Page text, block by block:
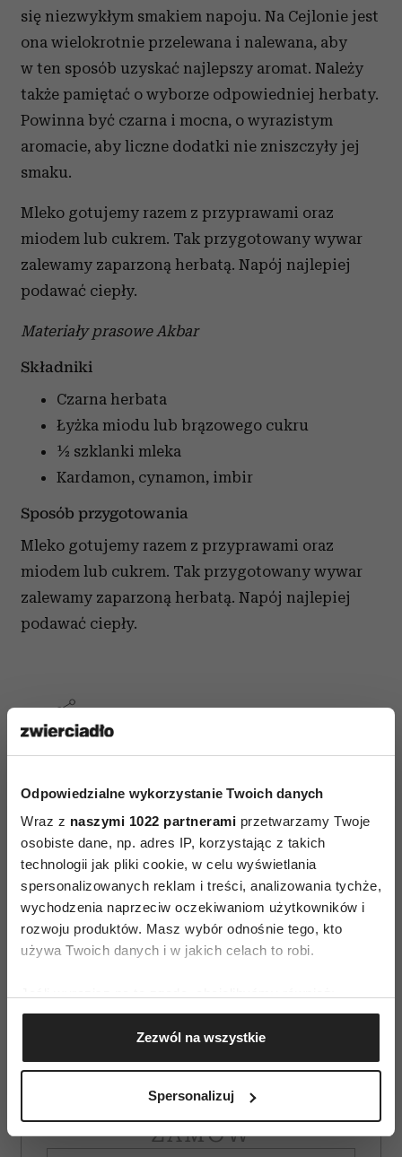
Odpowiedzialne wykorzystanie Twoich danych
Wraz z naszymi 1022 partnerami przetwarzamy Twoje
osobiste dane, np. adres IP, korzystając z takich
technologii jak pliki cookie, w celu wyświetlania
spersonalizowanych reklam i treści, analizowania tychże,
wychodzenia naprzeciw oczekiwaniom użytkowników i
rozwoju produktów. Masz wybór odnośnie tego, kto
używa Twoich danych i w jakich celach to robi.
Gromadzić dane dotyczące Twojej lokalizacji
geograficznej z dokładnością nawet do kilku metrów
Identyfikować Twoje urządzenie, aktywnie
(fingerprinting, czyli wirtualny odcisk palca)
dane są przetwarzane oraz ustaw własne preferencje w
Zezwól na wszystkie
Spersonalizuj
się niezwykłym smakiem napoju. Na Cejlonie jest
ona wielokrotnie przelewana i nalewana, aby
w ten sposób uzyskać najlepszy aromat. Należy
także pamiętać o wyborze odpowiedniej herbaty.
Powinna być czarna i mocna, o wyrazistym
aromacie, aby liczne dodatki nie zniszczyły jej
smaku.
Mleko gotujemy razem z przyprawami oraz
miodem lub cukrem. Tak przygotowany wywar
zalewamy zaparzoną herbatą. Napój najlepiej
podawać ciepły.
Materiały prasowe Akbar
Składniki
Czarna herbata
Łyżka miodu lub brązowego cukru
½ szklanki mleka
Kardamon, cynamon, imbir
Sposób przygotowania
Mleko gotujemy razem z przyprawami oraz
miodem lub cukrem. Tak przygotowany wywar
zalewamy zaparzoną herbatą. Napój najlepiej
podawać ciepły.
ZAMÓW